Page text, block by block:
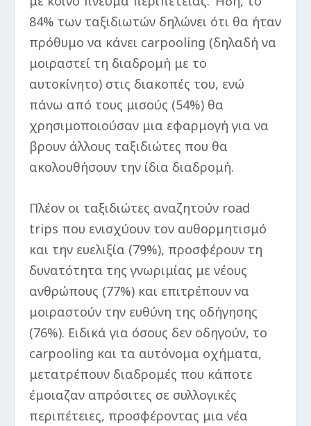
84% των ταξιδιωτών δηλώνει ότι θα ήταν
πρόθυμο να κάνει carpooling (δηλαδή να
μοιραστεί τη διαδρομή με το
αυτοκίνητο) στις διακοπές του, ενώ
πάνω από τους μισούς (54%) θα
χρησιμοποιούσαν μια εφαρμογή για να
βρουν άλλους ταξιδιώτες που θα
ακολουθήσουν την ίδια διαδρομή.
Πλέον οι ταξιδιώτες αναζητούν road
trips που ενισχύουν τον αυθορμητισμό
και την ευελιξία (79%), προσφέρουν τη
δυνατότητα της γνωριμίας με νέους
ανθρώπους (77%) και επιτρέπουν να
μοιραστούν την ευθύνη της οδήγησης
(76%). Ειδικά για όσους δεν οδηγούν, το
carpooling και τα αυτόνομα οχήματα,
μετατρέπουν διαδρομές που κάποτε
έμοιαζαν απρόσιτες σε συλλογικές
περιπέτειες, προσφέροντας μια νέα